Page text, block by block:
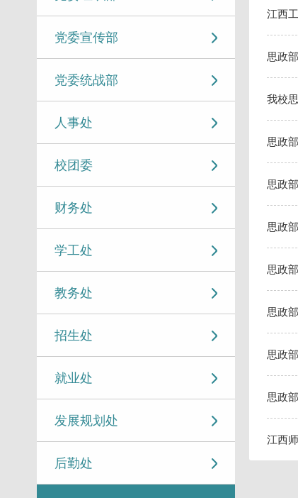
党委宣传部
党委统战部
人事处
校团委
财务处
学工处
教务处
招生处
就业处
发展规划处
后勤处
江西
思政
我校
思政
思政
思政
思政
思政
思政
思政
江西